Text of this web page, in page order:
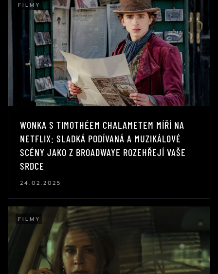
FILMY
WONKA S TIMOTHÉEM CHALAMETEM MÍŘÍ NA
NETFLIX: SLADKÁ PODÍVANÁ A MUZIKÁLOVÉ
SCÉNY JAKO Z BROADWAYE ROZEHŘEJÍ VAŠE
SRDCE
24.02.2025
FILMY